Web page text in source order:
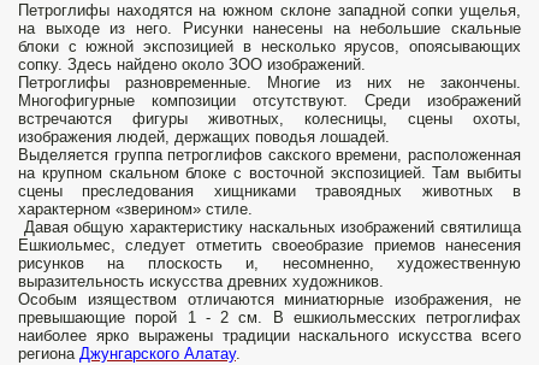
Петроглифы находятся на южном склоне западной сопки ущелья,
на выходе из него. Рисунки нанесены на небольшие скальные
блоки с южной экспозицией в несколько ярусов, опоясывающих
сопку. Здесь найдено около ЗОО изображений.
Петроглифы разновременные. Многие из них не закончены.
Многофигурные композиции отсутствуют. Среди изображений
встречаются фигуры животных, колесницы, сцены охоты,
изображения людей, держащих поводья лошадей.
Выделяется группа петроглифов сакского времени, расположенная
на крупном скальном блоке с восточной экспозицией. Там выбиты
сцены преследования хищниками травоядных животных в
характерном «зверином» стиле.
Давая общую характеристику наскальных изображений святилища
Ешкиольмес, следует отметить своеобразие приемов нанесения
рисунков на плоскость и, несомненно, художественную
выразительность искусства древних художников.
Особым изяществом отличаются миниатюрные изображения, не
превышающие порой 1 - 2 см. В ешкиольмесских петроглифах
наиболее ярко выражены традиции наскального искусства всего
региона Джунгарского Алатау.